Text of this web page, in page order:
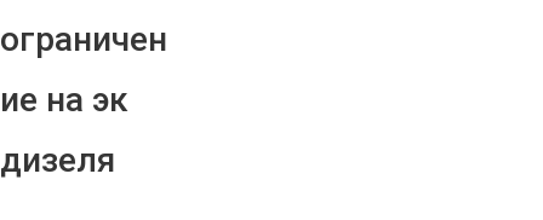
ограничен
ие на эк
дизеля